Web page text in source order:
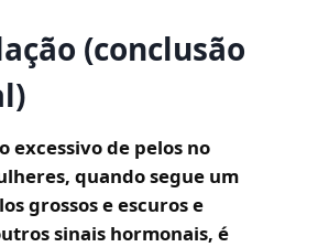
(conclusão
excessivo de pelos no
quando segue um
grossos e escuros e
sinais hormonais, é